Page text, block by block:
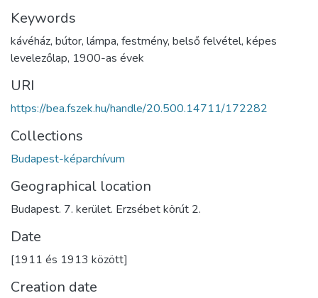
Keywords
kávéház, bútor, lámpa, festmény, belső felvétel, képes
levelezőlap, 1900-as évek
URI
https://bea.fszek.hu/handle/20.500.14711/172282
Collections
Budapest-képarchívum
Geographical location
Budapest. 7. kerület. Erzsébet körút 2.
Date
[1911 és 1913 között]
Creation date